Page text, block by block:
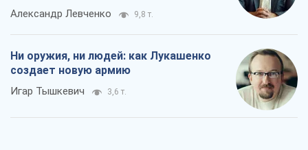
Александр Левченко 9,8 т.
Ни оружия, ни людей: как Лукашенко
создает новую армию
Игар Тышкевич 3,6 т.